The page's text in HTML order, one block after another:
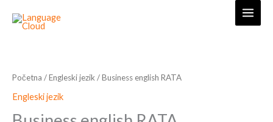
Početna /Engleski jezik / Business english RATA
Engleski jezik
RATA
količina